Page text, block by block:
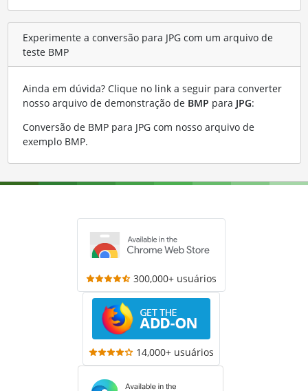
Experimente a conversão para JPG com um arquivo de
teste BMP
Ainda em dúvida? Clique no link a seguir para converter
nosso arquivo de demonstração de BMP para JPG:
Conversão de BMP para JPG com nosso arquivo de
exemplo BMP.
300,000+ usuários
14,000+ usuários